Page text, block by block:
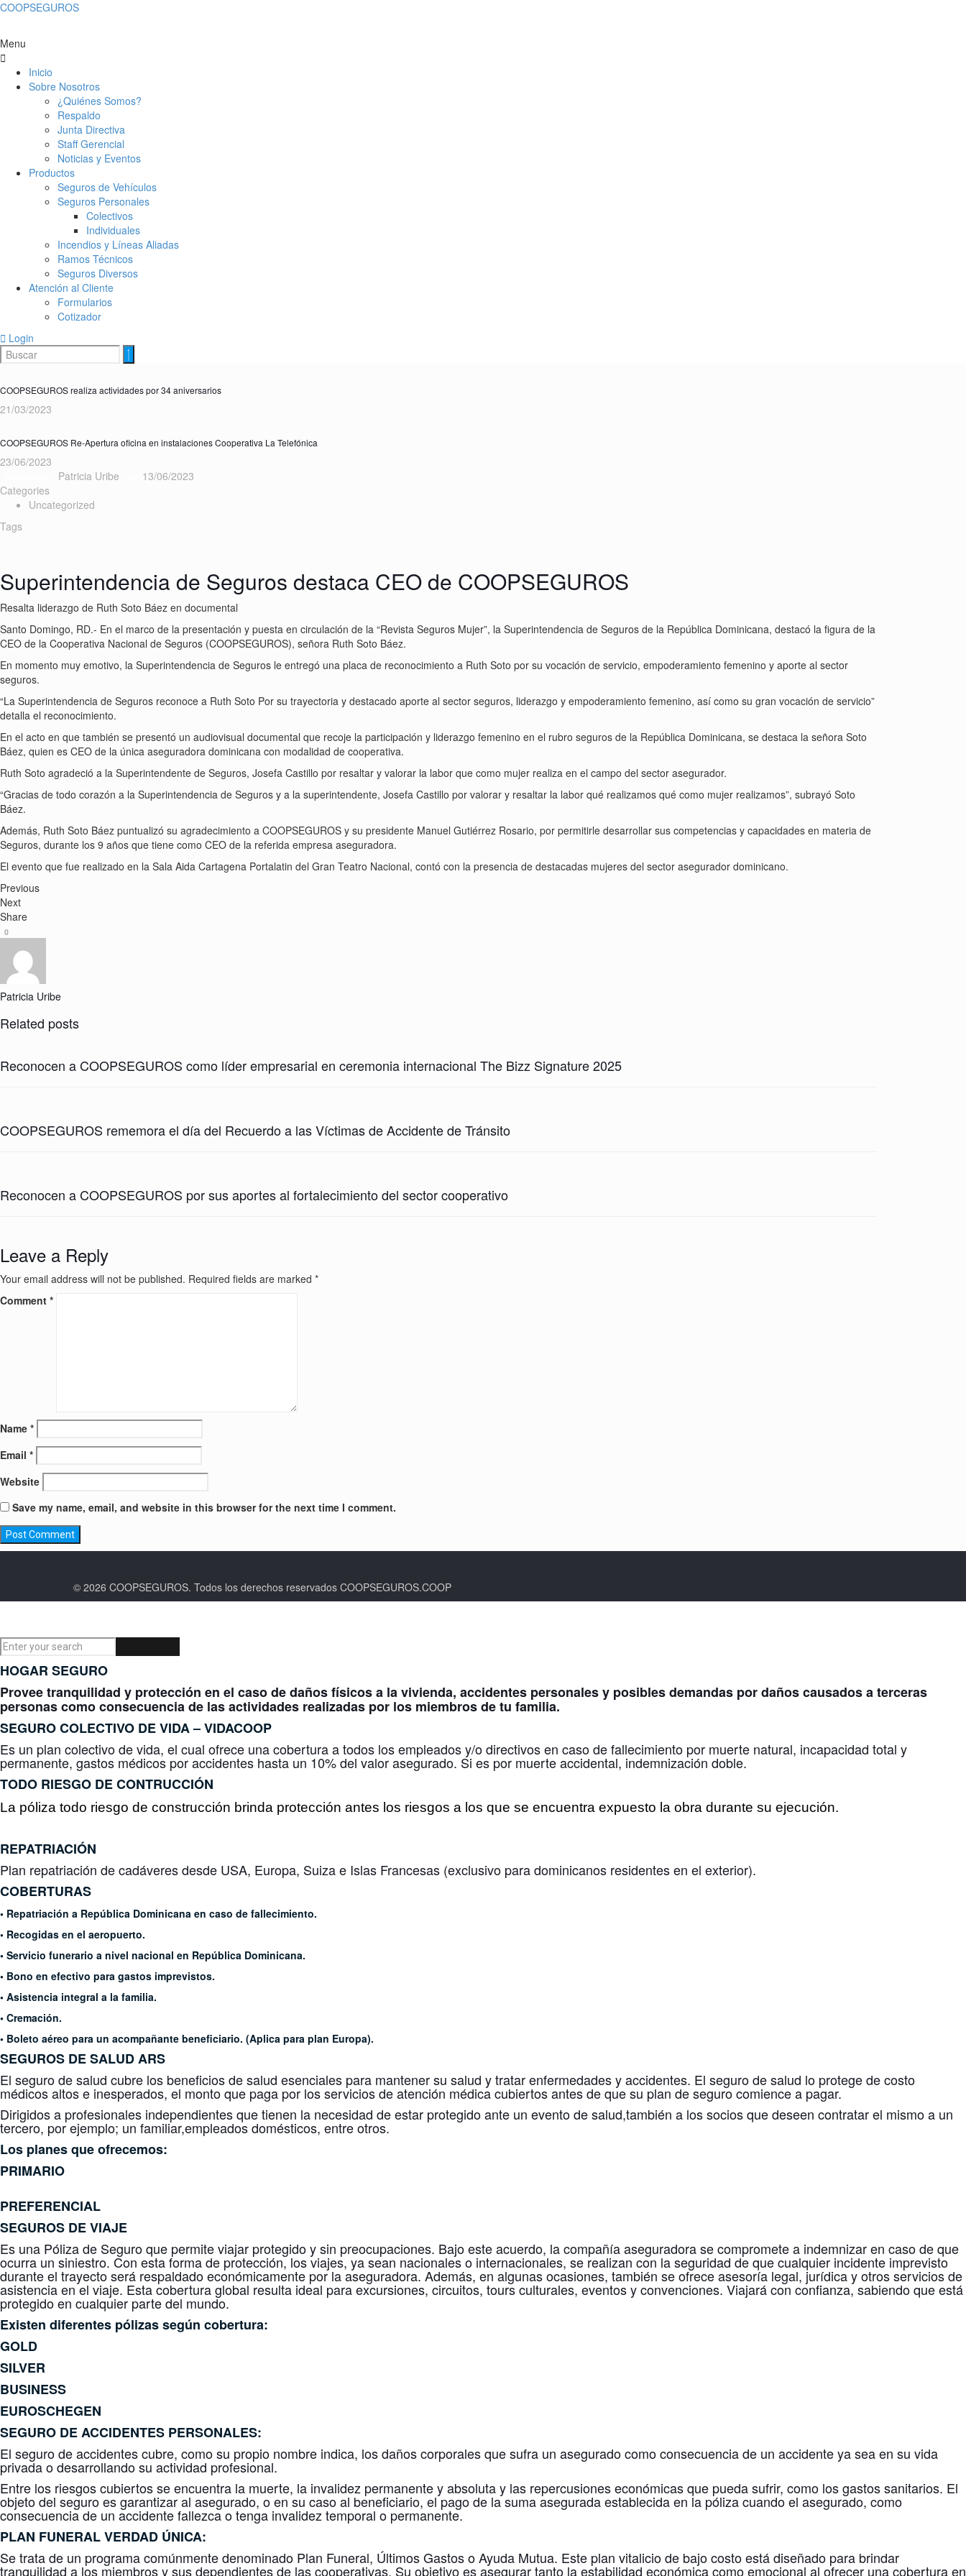
COOPSEGUROS
Menu
Inicio
Sobre Nosotros
¿Quiénes Somos?
Respaldo
Junta Directiva
Staff Gerencial
Noticias y Eventos
Productos
Seguros de Vehículos
Seguros Personales
Colectivos
Individuales
Incendios y Líneas Aliadas
Ramos Técnicos
Seguros Diversos
Atención al Cliente
Formularios
Cotizador
Login
COOPSEGUROS realiza actividades por 34 aniversarios
21/03/2023
COOPSEGUROS Re-Apertura oficina en instalaciones Cooperativa La Telefónica
23/06/2023
Patricia Uribe
13/06/2023
Categories
Uncategorized
Tags
Superintendencia de Seguros destaca CEO de COOPSEGUROS
Resalta liderazgo de Ruth Soto Báez en documental
Santo Domingo, RD.- En el marco de la presentación y puesta en circulación de la “Revista Seguros Mujer”, la Superintendencia de Seguros de la República Dominicana, destacó la figura de la
CEO de la Cooperativa Nacional de Seguros (COOPSEGUROS), señora Ruth Soto Báez.
En momento muy emotivo, la Superintendencia de Seguros le entregó una placa de reconocimiento a Ruth Soto por su vocación de servicio, empoderamiento femenino y aporte al sector
seguros.
“La Superintendencia de Seguros reconoce a Ruth Soto Por su trayectoria y destacado aporte al sector seguros, liderazgo y empoderamiento femenino, así como su gran vocación de servicio”
detalla el reconocimiento.
En el acto en que también se presentó un audiovisual documental que recoje la participación y liderazgo femenino en el rubro seguros de la República Dominicana, se destaca la señora Soto
Báez, quien es CEO de la única aseguradora dominicana con modalidad de cooperativa.
Ruth Soto agradeció a la Superintendente de Seguros, Josefa Castillo por resaltar y valorar la labor que como mujer realiza en el campo del sector asegurador.
“Gracias de todo corazón a la Superintendencia de Seguros y a la superintendente, Josefa Castillo por valorar y resaltar la labor qué realizamos qué como mujer realizamos”, subrayó Soto
Báez.
Además, Ruth Soto Báez puntualizó su agradecimiento a COOPSEGUROS y su presidente Manuel Gutiérrez Rosario, por permitirle desarrollar sus competencias y capacidades en materia de
Seguros, durante los 9 años que tiene como CEO de la referida empresa aseguradora.
El evento que fue realizado en la Sala Aida Cartagena Portalatin del Gran Teatro Nacional, contó con la presencia de destacadas mujeres del sector asegurador dominicano.
Previous
Next
Share
0
Patricia Uribe
Related posts
Reconocen a COOPSEGUROS como líder empresarial en ceremonia internacional The Bizz Signature 2025
COOPSEGUROS rememora el día del Recuerdo a las Víctimas de Accidente de Tránsito
Reconocen a COOPSEGUROS por sus aportes al fortalecimiento del sector cooperativo
Leave a Reply
Your email address will not be published. Required fields are marked *
Comment *
Name *
Email *
Website
Save my name, email, and website in this browser for the next time I comment.
© 2026 COOPSEGUROS. Todos los derechos reservados COOPSEGUROS.COOP
HOGAR SEGURO
Provee tranquilidad y protección en el caso de daños físicos a la vivienda, accidentes personales y posibles demandas por daños causados a terceras
personas como consecuencia de las actividades realizadas por los miembros de tu familia.
SEGURO COLECTIVO DE VIDA –VIDACOOP
Es un plan colectivo de vida, el cual ofrece una cobertura a todos los empleados y/o directivos en caso de fallecimiento por muerte natural, incapacidad total y
permanente, gastos médicos por accidentes hasta un 10% del valor asegurado. Si es por muerte accidental, indemnización doble.
TODO RIESGO DE CONTRUCCIÓN
La póliza todo riesgo de construcción brinda protección antes los riesgos a los que se encuentra expuesto la obra durante su ejecución.
REPATRIACIÓN
Plan repatriación de cadáveres desde USA, Europa, Suiza e Islas Francesas (exclusivo para dominicanos residentes en el exterior).
COBERTURAS
• Repatriación a República Dominicana en caso de fallecimiento.
• Recogidas en el aeropuerto.
• Servicio funerario a nivel nacional en República Dominicana.
• Bono en efectivo para gastos imprevistos.
• Asistencia integral a la familia.
• Cremación.
• Boleto aéreo para un acompañante beneficiario. (Aplica para plan Europa).
SEGUROS DE SALUDARS
El seguro de salud cubre los beneficios de salud esenciales para mantener su salud y tratar enfermedades y accidentes. El seguro de salud lo protege de costo
médicos altos e inesperados, el monto que paga por los servicios de atención médica cubiertos antes de que su plan de seguro comience a pagar.
Dirigidos a profesionales independientes que tienen la necesidad de estar protegido ante un evento de salud,también a los socios que deseen contratar el mismo a un
tercero, por ejemplo; un familiar,empleados domésticos, entre otros.
Los planes que ofrecemos:
PRIMARIO
PREFERENCIAL
SEGUROS DE VIAJE
Es una Póliza de Seguro que permite viajar protegido y sin preocupaciones. Bajo este acuerdo, la compañía aseguradora se compromete a indemnizar en caso de que
ocurra un siniestro. Con esta forma de protección, los viajes, ya sean nacionales o internacionales, se realizan con la seguridad de que cualquier incidente imprevisto
durante el trayecto será respaldado económicamente por la aseguradora. Además, en algunas ocasiones, también se ofrece asesoría legal, jurídica y otros servicios de
asistencia en el viaje. Esta cobertura global resulta ideal para excursiones, circuitos, tours culturales, eventos y convenciones. Viajará con confianza, sabiendo que está
protegido en cualquier parte del mundo.
Existen diferentes pólizas según cobertura:
GOLD
SILVER
BUSINESS
EUROSCHEGEN
SEGURO DE ACCIDENTES PERSONALES:
El seguro de accidentes cubre, como su propio nombre indica, los daños corporales que sufra un asegurado como consecuencia de un accidente ya sea en su vida
privada o desarrollando su actividad profesional.
Entre los riesgos cubiertos se encuentra la muerte, la invalidez permanente y absoluta y las repercusiones económicas que pueda sufrir, como los gastos sanitarios. El
objeto del seguro es garantizar al asegurado, o en su caso al beneficiario, el pago de la suma asegurada establecida en la póliza cuando el asegurado, como
consecuencia de un accidente fallezca o tenga invalidez temporal o permanente.
PLAN FUNERALVERDAD ÚNICA:
Se trata de un programa comúnmente denominado Plan Funeral, Últimos Gastos o Ayuda Mutua. Este plan vitalicio de bajo costo está diseñado para brindar
tranquilidad a los miembros y sus dependientes de las cooperativas. Su objetivo es asegurar tanto la estabilidad económica como emocional al ofrecer una cobertura en